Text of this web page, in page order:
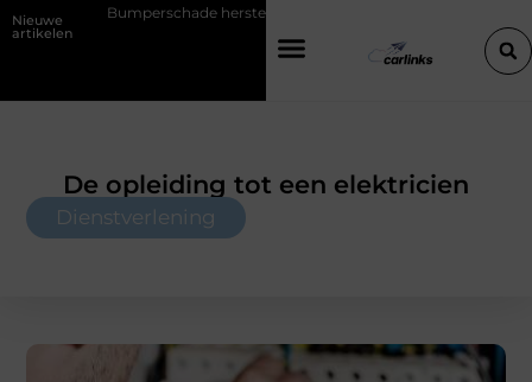
Nieuwe
artikelen
herstellen: repareren of de bumper vervangen?
De opleiding tot een elektricien
Dienstverlening